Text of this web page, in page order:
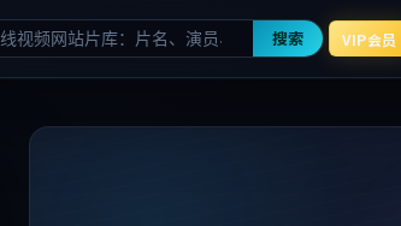
搜索 VIP会员